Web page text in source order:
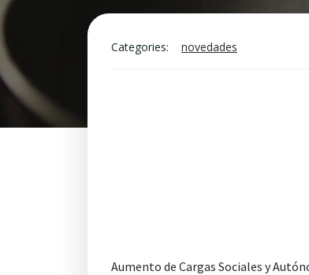
Categories: novedades
Aumento de Cargas Sociales y